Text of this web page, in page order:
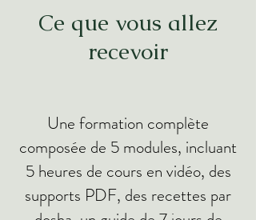
Ce que vous allez
recevoir
Une formation complète
composée de 5 modules, incluant
5 heures de cours en vidéo, des
supports PDF, des recettes par